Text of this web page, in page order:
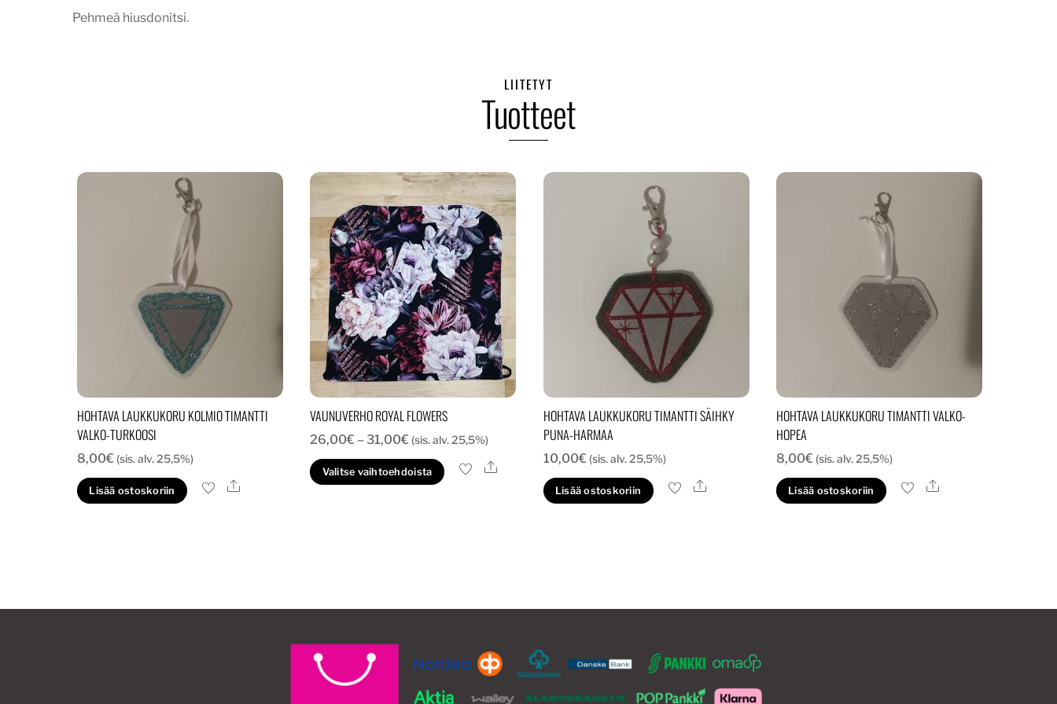
Pehmeä hiusdonitsi.
LIITETYT
Tuotteet
HOHTAVA LAUKKUKORU KOLMIO TIMANTTI
VALKO-TURKOOSI
8,00€ (sis. alv. 25,5%)
Lisää ostoskoriin Ale
VAUNUVERHO ROYAL FLOWERS
26,00€ – 31,00€ Hintaluokka:
26,00€
-
(sis. alv. 25,5%)
Valitse vaihtoehdoista
Tällä
sivulla.
Ale
HOHTAVA LAUKKUKORU TIMANTTI SÄIHKY
PUNA-HARMAA
10,00€ (sis. alv. 25,5%)
Lisää ostoskoriin Ale
HOHTAVA LAUKKUKORU TIMANTTI VALKO-
HOPEA
8,00€ (sis. alv. 25,5%)
Lisää ostoskoriin Ale